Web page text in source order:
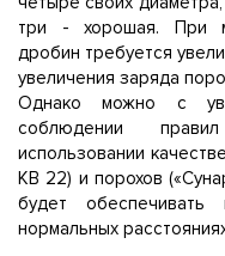
три - хорошая. При
дробин требуется
увеличения заряда
Однако можно с
соблюдении
использовании
KB 22) и порохов
будет
нормальных